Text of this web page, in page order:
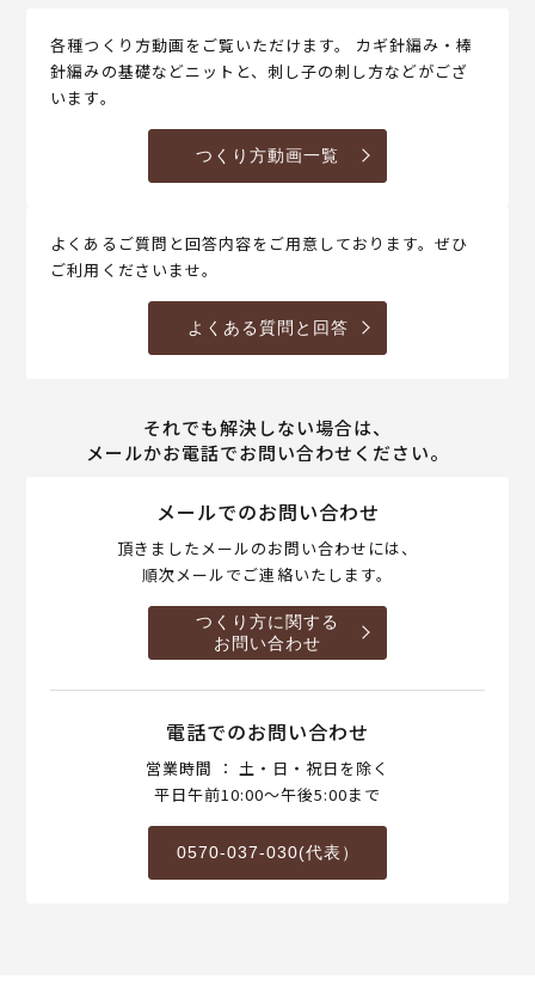
各種つくり方動画をご覧いただけます。 カギ針編み・棒
針編みの基礎などニットと、刺し子の刺し方などがござ
います。
つくり方動画一覧
よくあるご質問と回答内容をご用意しております。ぜひ
ご利用くださいませ。
よくある質問と回答
それでも解決しない場合は、
メールかお電話でお問い合わせください。
メールでのお問い合わせ
頂きましたメールのお問い合わせには、
順次メールでご連絡いたします。
つくり方に関する
お問い合わせ
電話でのお問い合わせ
営業時間 ： 土・日・祝日を除く
平日午前10:00～午後5:00まで
0570-037-030(代表）